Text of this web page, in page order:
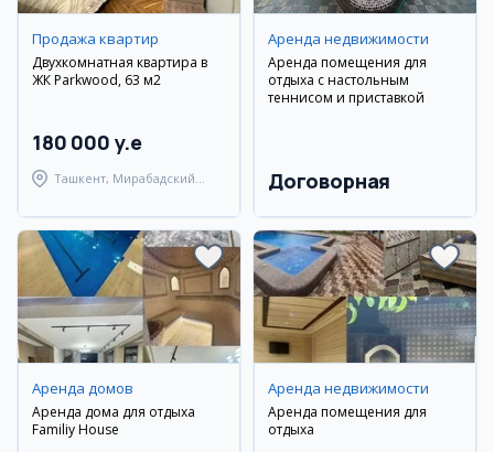
Продажа квартир
Двухкомнатная квартира в
ЖК Parkwood, 63 м2
180 000 y.e
Ташкент, Мирабадский
Аренда недвижимости
Аренда помещения для
отдыха с настольным
теннисом и приставкой
Договорная
Аренда домов
Аренда дома для отдыха
Familiy House
Аренда недвижимости
Аренда помещения для
отдыха